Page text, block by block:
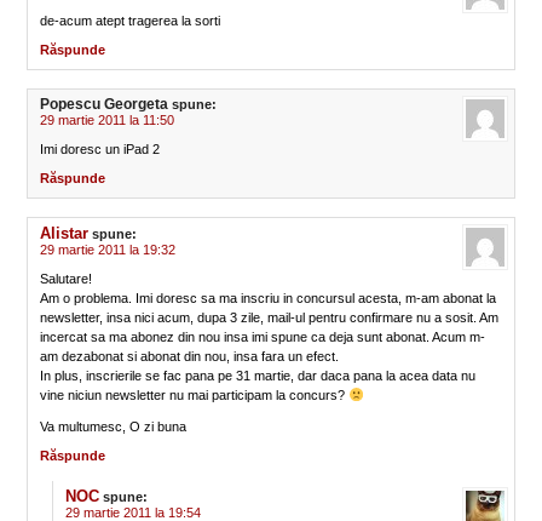
de-acum atept tragerea la sorti
Răspunde
Popescu Georgeta spune:
29 martie 2011 la 11:50
Imi doresc un iPad 2
Răspunde
Alistar spune:
29 martie 2011 la 19:32
Salutare!
Am o problema. Imi doresc sa ma inscriu in concursul acesta, m-am abonat la
newsletter, insa nici acum, dupa 3 zile, mail-ul pentru confirmare nu a sosit. Am
incercat sa ma abonez din nou insa imi spune ca deja sunt abonat. Acum m-
am dezabonat si abonat din nou, insa fara un efect.
In plus, inscrierile se fac pana pe 31 martie, dar daca pana la acea data nu
vine niciun newsletter nu mai participam la concurs?
Va multumesc, O zi buna
Răspunde
NOC spune:
29 martie 2011 la 19:54